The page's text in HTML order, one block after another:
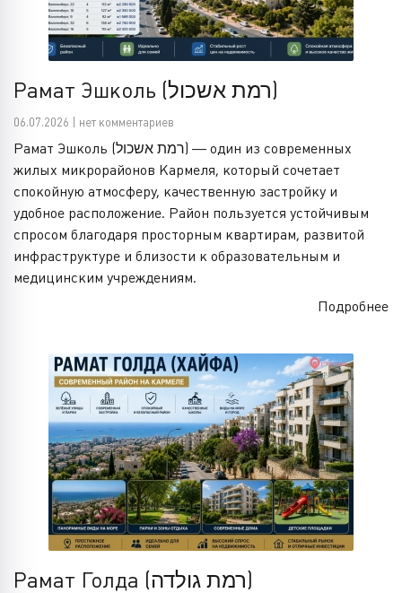
Рамат Эшколь (רמת אשכול)
06.07.2026 | нет комментариев
Рамат Эшколь (רמת אשכול) — один из современных
жилых микрорайонов Кармеля, который сочетает
спокойную атмосферу, качественную застройку и
удобное расположение. Район пользуется устойчивым
спросом благодаря просторным квартирам, развитой
инфраструктуре и близости к образовательным и
медицинским учреждениям.
Подробнее
Рамат Голда (רמת גולדה)